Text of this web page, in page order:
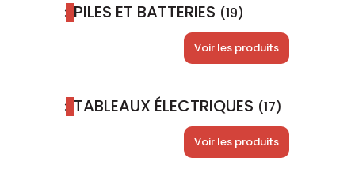
PILES ET BATTERIES (19)
Voir les produits
TABLEAUX ÉLECTRIQUES (17)
Voir les produits